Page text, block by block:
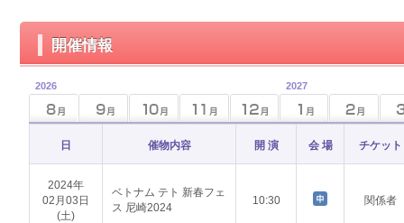
開催情報
2026 2027
日 催物内容 開 演 会 場 チケット
2024年
02月03日
(土)
ベトナム テト 新春フェ
ス 尼崎2024
10:30 関係者